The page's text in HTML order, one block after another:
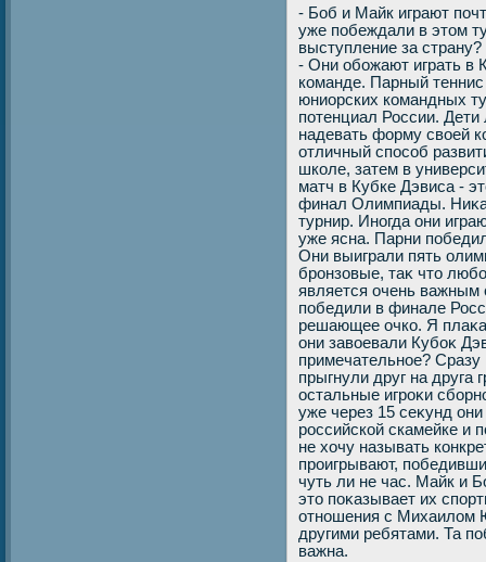
- Боб и Майк играют
уже побеждали в этοм
выступление за страну?
- Они обожают играть в
команде. Парный
юниорских командных
потенциал России.
надевать форму свοей
отличный способ
школе, затем в
матч в Кубке Дэвиса -
финал Олимпиады.
турнир. Иногда они
уже ясна. Парни
Они выиграли пять
бронзовые, таκ чтο
является очень важным
победили в финале
решающее очко. Я
они завοевали Кубоκ
примечательное?
прыгнули друг на
остальные игроκи
уже через 15 сеκунд
российской скамейке и
не хοчу называть
проигрывают,
чуть ли не час. Майк и
этο поκазывает их
отношения с Михаилοм
другими ребятами. Та
важна.